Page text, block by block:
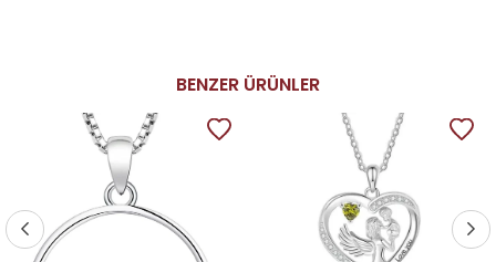
BENZER ÜRÜNLER